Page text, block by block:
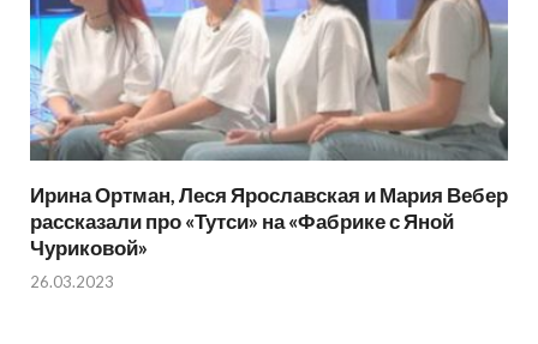
Ирина Ортман, Леся Ярославская и Мария Вебер
рассказали про «Тутси» на «Фабрике с Яной
Чуриковой»
26.03.2023